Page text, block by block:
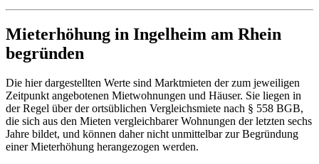
Mieterhöhung in Ingelheim am Rhein
begründen
Die hier dargestellten Werte sind Marktmieten der zum jeweiligen
Zeitpunkt angebotenen Mietwohnungen und Häuser. Sie liegen in
der Regel über der ortsüblichen Vergleichsmiete nach § 558 BGB,
die sich aus den Mieten vergleichbarer Wohnungen der letzten sechs
Jahre bildet, und können daher nicht unmittelbar zur Begründung
einer Mieterhöhung herangezogen werden.